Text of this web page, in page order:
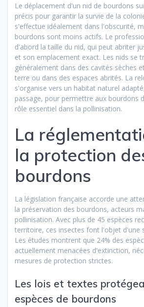
Le déplacement d'un nid de bourdons
précis pour garantir la survie de la
s'effectue idéalement dans l'obscurité,
bourdons sont moins actifs. Le
d'abord la taille du nid, qui peut abriter
et son emplacement exact. Les nids se
généralement dans des cavités sèches
terre ou dans des espaces abrités. La
s'organise vers un habitat naturel
passage, pour permettre aux bourdons
rôle essentiel dans la pollinisation.
La
la protection
bourdons
La législation française accorde une
la préservation des bourdons, acteurs
pollinisation. Avec plus de 45 espèces
territoire, ces insectes font l'objet d'une
Les études montrent que 24% des
actuellement menacées d'extinction,
mesures de protection strictes.
Les lois et textes
espèces de bourdons